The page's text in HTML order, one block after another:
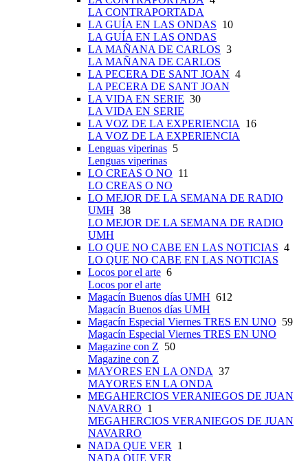
LA CONTRAPORTADA
LA GUÍA EN LAS ONDAS 10
LA GUÍA EN LAS ONDAS
LA MAÑANA DE CARLOS 3
LA MAÑANA DE CARLOS
LA PECERA DE SANT JOAN 4
LA PECERA DE SANT JOAN
LA VIDA EN SERIE 30
LA VIDA EN SERIE
LA VOZ DE LA EXPERIENCIA
16
LA VOZ DE LA EXPERIENCIA
Lenguas viperinas 5
Lenguas viperinas
LO CREAS O NO 11
LO CREAS O NO
LO MEJOR DE LA SEMANA DE RADIO
UMH 38
LO MEJOR DE LA SEMANA DE RADIO
UMH
LO QUE NO CABE EN LAS NOTICIAS 4
LO QUE NO CABE EN LAS NOTICIAS
Locos por el arte 6
Locos por el arte
Magacín Buenos días UMH 612
Magacín Buenos días UMH
Magacín Especial Viernes TRES EN UNO 59
Magacín Especial Viernes TRES EN UNO
Magazine con Z 50
Magazine con Z
MAYORES EN LA ONDA 37
MAYORES EN LA ONDA
MEGAHERCIOS VERANIEGOS DE JUAN
NAVARRO 1
MEGAHERCIOS VERANIEGOS DE JUAN
NAVARRO
NADA QUE VER
1
NADA QUE VER